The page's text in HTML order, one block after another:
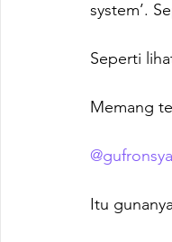
system’.
Seperti
Memang
Itu